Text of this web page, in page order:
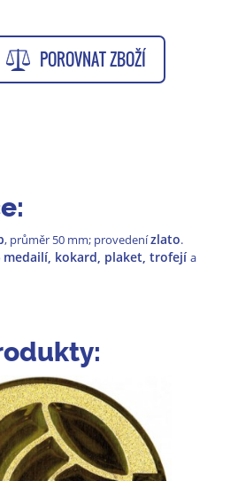
POROVNAT ZBOŽÍ
, průměr 50 mm; provedenízlato.
medailí, kokard, plaket, trofejía